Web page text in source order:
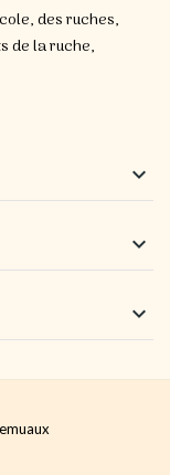
des ruches,
de la ruche,


